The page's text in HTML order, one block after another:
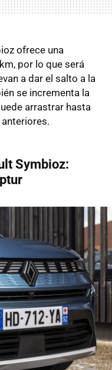
ofrece una
por lo que será
a dar el salto a la
se incrementa la
arrastrar hasta
Symbioz: